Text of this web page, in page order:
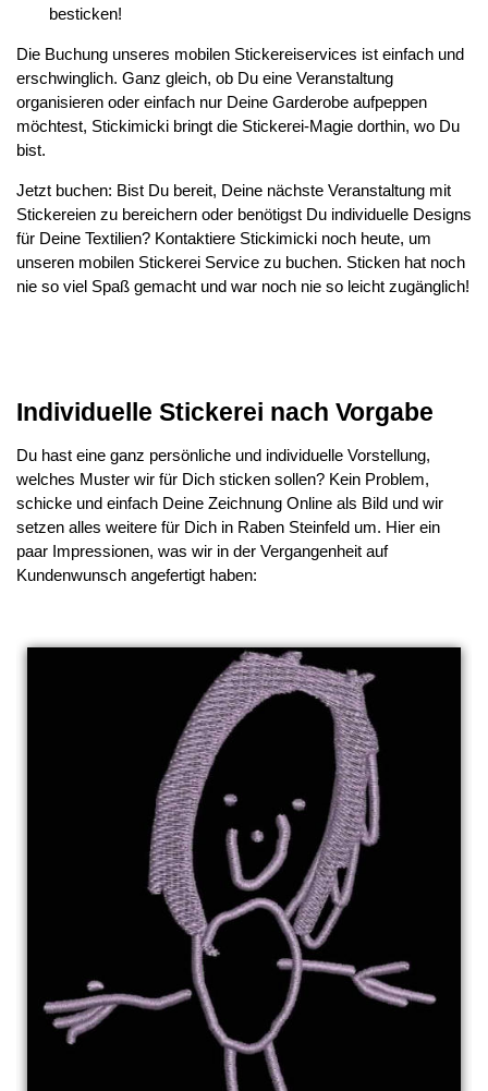
besticken!
Die Buchung unseres mobilen Stickereiservices ist einfach und
erschwinglich. Ganz gleich, ob Du eine Veranstaltung
organisieren oder einfach nur Deine Garderobe aufpeppen
möchtest, Stickimicki bringt die Stickerei-Magie dorthin, wo Du
bist.
Jetzt buchen: Bist Du bereit, Deine nächste Veranstaltung mit
Stickereien zu bereichern oder benötigst Du individuelle Designs
für Deine Textilien? Kontaktiere Stickimicki noch heute, um
unseren mobilen Stickerei Service zu buchen. Sticken hat noch
nie so viel Spaß gemacht und war noch nie so leicht zugänglich!
Individuelle Stickerei nach Vorgabe
Du hast eine ganz persönliche und individuelle Vorstellung,
welches Muster wir für Dich sticken sollen? Kein Problem,
schicke und einfach Deine Zeichnung Online als Bild und wir
setzen alles weitere für Dich in Raben Steinfeld um. Hier ein
paar Impressionen, was wir in der Vergangenheit auf
Kundenwunsch angefertigt haben: